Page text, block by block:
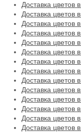
Доставка цветов
Доставка цветов
Доставка цветов
Доставка цветов
Доставка цветов
Доставка цветов
Доставка цветов
Доставка цветов
Доставка цветов
Доставка цветов
Доставка цветов
Доставка цветов
Доставка цветов
Доставка цветов